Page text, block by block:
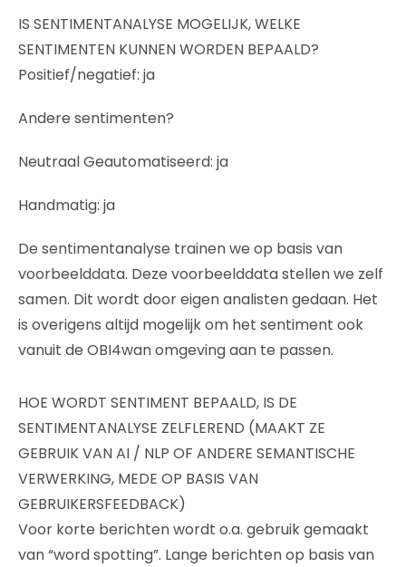
IS SENTIMENTANALYSE MOGELIJK, WELKE
SENTIMENTEN KUNNEN WORDEN BEPAALD?
Positief/negatief: ja
Andere sentimenten?
Neutraal Geautomatiseerd: ja
Handmatig: ja
De sentimentanalyse trainen we op basis van
voorbeelddata. Deze voorbeelddata stellen we zelf
samen. Dit wordt door eigen analisten gedaan. Het
is overigens altijd mogelijk om het sentiment ook
vanuit de OBI4wan omgeving aan te passen.
HOE WORDT SENTIMENT BEPAALD, IS DE
SENTIMENTANALYSE ZELFLEREND (MAAKT ZE
GEBRUIK VAN AI / NLP OF ANDERE SEMANTISCHE
VERWERKING, MEDE OP BASIS VAN
GEBRUIKERSFEEDBACK)
Voor korte berichten wordt o.a. gebruik gemaakt
van “word spotting”. Lange berichten op basis van